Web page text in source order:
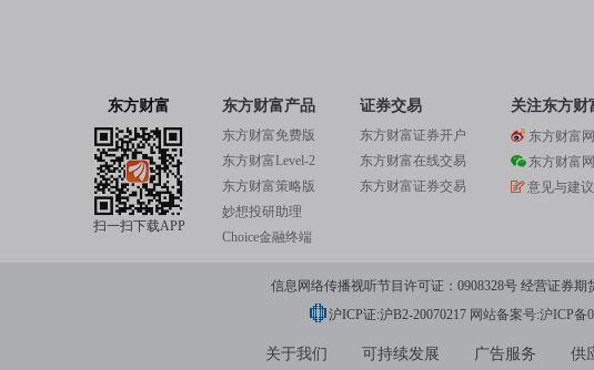
东方财富
扫一扫下载APP
东方财富产品
东方财富免费版
东方财富Level-2
东方财富策略版
妙想投研助理
Choice金融终端
证券交易
东方财富证券开户
东方财富在线交易
东方财富证券交易
关注东方财
东方财富
东方财富
意见与建议
信息网络传播视听节目许可证：0908328号 经营证券期
沪ICP证:沪B2-20070217 网站备案号:沪ICP备
关于我们 可持续发展 广告服务 供